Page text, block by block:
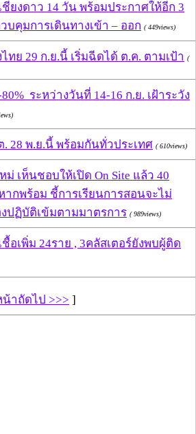
ยงดาว 14 วัน พร้อมประกาศให้อีก 3
คุมการเดินทางเข้า – ออก ( 449views)
ทย 29 ก.ย.นี้ เริ่มฉีดได้ ต.ค. ตามเป้า (
ระหว่างวันที่ 14-16 ก.ย. เฝ้าระวัง
. 28 พ.ย.นี้ พร้อมกันทั่วประเทศ ( 610views)
ม่ เห็นชอบให้เปิด On Site แล้ว 40
ากพร้อม ชี้การเรียนการสอนจะไม่
ปฏิบัติเข้มตามมาตรการ ( 989views)
เพิ่ม 24ราย , 3คลัสเตอร์ยังพบผู้ติด
น้าถัดไป >>> ]